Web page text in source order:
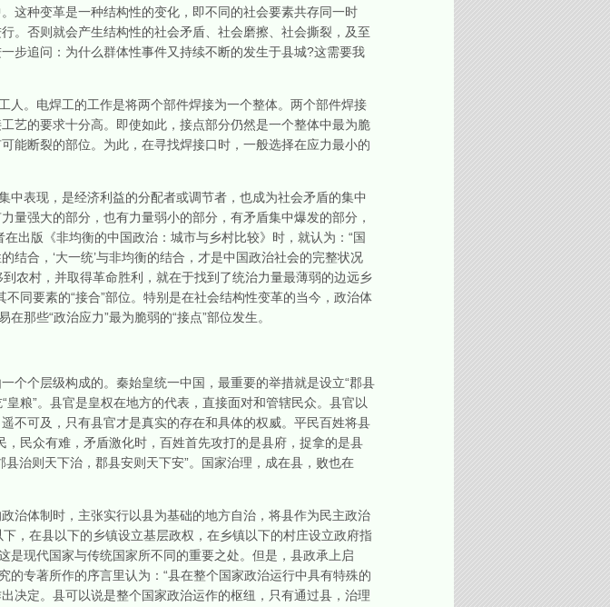
这种变革是一种结构性的变化，即不同的社会要素共存同一时
。否则就会产生结构性的社会矛盾、社会磨擦、社会撕裂，及至
步追问：为什么群体性事件又持续不断的发生于县城?这需要我
。电焊工的工作是将两个部件焊接为一个整体。两个部件焊接
艺的要求十分高。即使如此，接点部分仍然是一个整体中最为脆
能断裂的部位。为此，在寻找焊接口时，一般选择在应力最小的
表现，是经济利益的分配者或调节者，也成为社会矛盾的集中
量强大的部分，也有力量弱小的部分，有矛盾集中爆发的部分，
出版《非均衡的中国政治：城市与乡村比较》时，就认为：“国
合，‘大一统’与非均衡的结合，才是中国政治社会的完整状况
农村，并取得革命胜利，就在于找到了统治力量最薄弱的边远乡
同要素的“接合”部位。特别是在社会结构性变革的当今，政治体
那些“政治应力”最为脆弱的“接点”部位发生。
个层级构成的。秦始皇统一中国，最重要的举措就是设立“郡县
粮”。县官是皇权在地方的代表，直接面对和管辖民众。县官以
不可及，只有县官才是真实的存在和具体的权威。平民百姓将县
，民众有难，矛盾激化时，百姓首先攻打的是县府，捉拿的是县
治则天下治，郡县安则天下安”。国家治理，成在县，败也在
体制时，主张实行以县为基础的地方自治，将县作为民主政治
，在县以下的乡镇设立基层政权，在乡镇以下的村庄设立政府指
是现代国家与传统国家所不同的重要之处。但是，县政承上启
的专著所作的序言里认为：“县在整个国家政治运行中具有特殊的
决定。县可以说是整个国家政治运作的枢纽，只有通过县，治理